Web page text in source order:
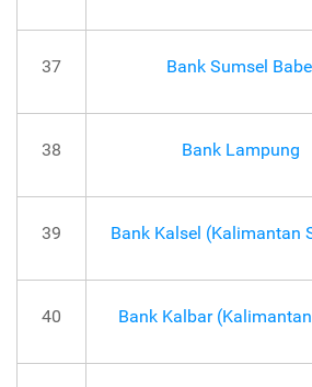
37 Bank Sumsel
38 Bank Lampung
39 Bank Kalsel (Kalimantan
40 Bank Kalbar